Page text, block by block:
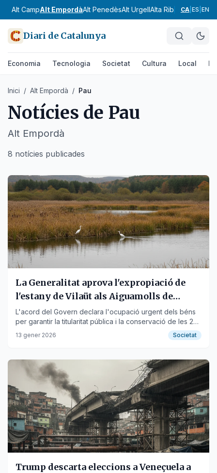
Alt CampAlt EmpordàAlt PenedèsAlt UrgellAlta RibagorçaAnoia
CA ES EN
Diari de Catalunya
Economia Tecnologia Societat Cultura Local
Inici / Alt Empordà / Pau
Notícies de Pau
Alt Empordà
8 notícies publicades
La Generalitat aprova l'expropiació de
l'estany de Vilaüt als Aiguamolls de
l'Empordà
L'acord del Govern declara l'ocupació urgent dels béns
per garantir la titularitat pública i la conservació de les 29
hectàrees.
13 gener 2026 Societat
Trump descarta eleccions a Veneçuela a